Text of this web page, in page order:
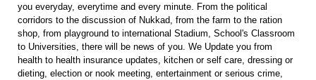
you everyday, everytime and every minute. From the political
corridors to the discussion of Nukkad, from the farm to the ration
shop, from playground to international Stadium, School's Classroom
to Universities, there will be news of you. We Update you from
health to health insurance updates, kitchen or self care, dressing or
dieting, election or nook meeting, entertainment or serious crime,